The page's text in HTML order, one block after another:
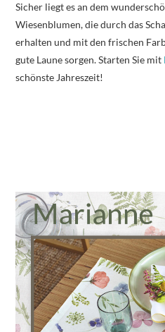
Sicher liegt es an dem
Wiesenblumen, die durch das
erhalten und mit den frischen
gute Laune sorgen. Starten Sie mit
schönste Jahreszeit!